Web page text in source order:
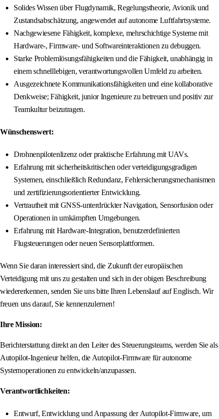
Solides Wissen über Flugdynamik, Regelungstheorie, Avionik und
Zustandsabschätzung, angewendet auf autonome Luftfahrtsysteme.
Nachgewiesene Fähigkeit, komplexe, mehrschichtige Systeme mit
Hardware-, Firmware- und Softwareinteraktionen zu debuggen.
Starke Problemlösungsfähigkeiten und die Fähigkeit, unabhängig in
einem schnelllebigen, verantwortungsvollen Umfeld zu arbeiten.
Ausgezeichnete Kommunikationsfähigkeiten und eine kollaborative
Denkweise; Fähigkeit, junior Ingenieure zu betreuen und positiv zur
Teamkultur beizutragen.
Wünschenswert:
Drohnenpilotenlizenz oder praktische Erfahrung mit UAVs.
Erfahrung mit sicherheitskritischen oder verteidigungsgradigen
Systemen, einschließlich Redundanz, Fehlersicherungsmechanismen
und zertifizierungsorientierter Entwicklung.
Vertrautheit mit GNSS-unterdrückter Navigation, Sensorfusion oder
Operationen in umkämpften Umgebungen.
Erfahrung mit Hardware-Integration, benutzerdefinierten
Flugsteuerungen oder neuen Sensorplattformen.
Wenn Sie daran interessiert sind, die Zukunft der europäischen
Verteidigung mit uns zu gestalten und sich in der obigen Beschreibung
wiedererkennen, senden Sie uns bitte Ihren Lebenslauf auf Englisch. Wir
freuen uns darauf, Sie kennenzulernen!
Ihre Mission:
Berichterstattung direkt an den Leiter des Steuerungsteams, werden Sie als
Autopilot-Ingenieur helfen, die Autopilot-Firmware für autonome
Systemoperationen zu entwickeln/anzupassen.
Verantwortlichkeiten:
Entwurf, Entwicklung und Anpassung der Autopilot-Firmware, um